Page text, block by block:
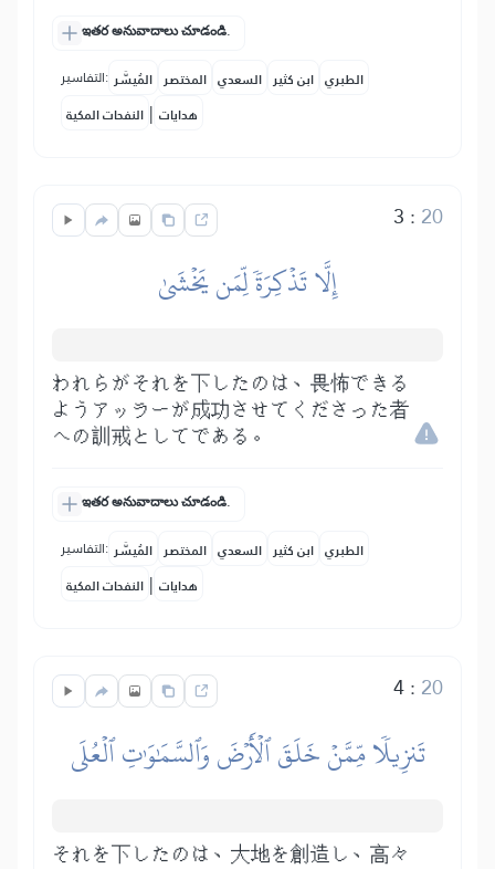
ఇతర అనువాదాలు చూడండి.
التفاسير: المُيسَّر المختصر السعدي ابن كثير الطبري
النفحات المكية | هدايات
3 : 20
إِلَّا تَذۡكِرَةٗ لِّمَن يَخۡشَىٰ
われらがそれを下したのは、畏怖できる
ようアッラーが成功させてくださった者
への訓戒としてである。
ఇతర అనువాదాలు చూడండి.
التفاسير: المُيسَّر المختصر السعدي ابن كثير الطبري
النفحات المكية | هدايات
4: 20
تَنزِيلٗا مِّمَّنۡ خَلَقَ ٱلۡأَرۡضَ وَٱلسَّمَٰوَٰتِ ٱلۡعُلَى
それを下したのは、大地を創造し、高々